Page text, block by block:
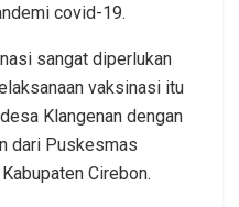
covid-19.
sangat diperlukan
vaksinasi itu
Klangenan dengan
dari Puskesmas
Cirebon.